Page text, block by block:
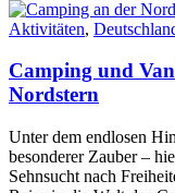
Aktivitäten,
Camping und
Nordstern
Unter dem endlosen
besonderer Zauber –
Sehnsucht nach